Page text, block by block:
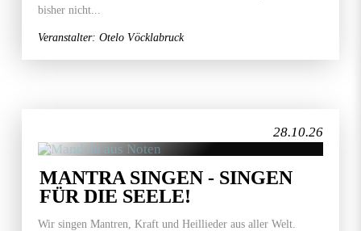
bisher nicht...
Veranstalter: Otelo Vöcklabruck
28.10.26
MANTRA SINGEN - SINGEN
FÜR DIE SEELE!
Wir singen Mantren, Kraft und Heillieder aus aller Welt.